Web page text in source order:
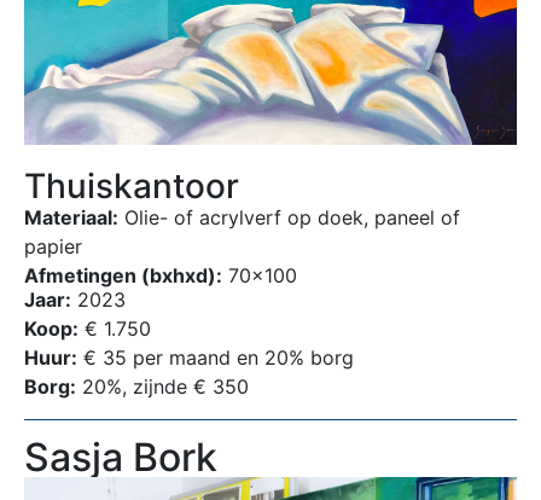
Thuiskantoor
Materiaal: Olie- of acrylverf op doek, paneel of
papier
Afmetingen (bxhxd): 70×100
Jaar: 2023
Koop: € 1.750
Huur: € 35 per maand en 20% borg
Borg: 20%, zijnde € 350
Sasja Bork